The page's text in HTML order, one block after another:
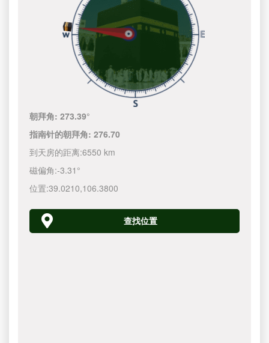
朝拜角:273.39°
指南针的朝拜角:276.70
到天房的距离:6550 km
磁偏角:-3.31°
位置:39.0210,106.3800
查找位置